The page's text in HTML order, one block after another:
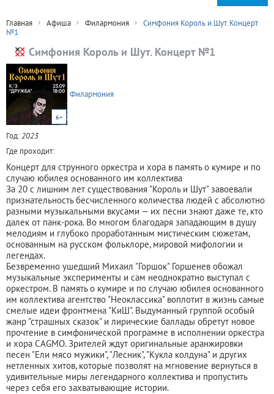
Главная Афиша Филармония
Симфония Король и Шут. Концерт
№1
Симфония Король и Шут. Концерт №1
6+
Филармония
Год:2023
Где проходит:
Концерт для струнного оркестра и хора в память о кумире и по
случаю юбилея основанного им коллектива
За 20 с лишним лет существования "Король и Шут" завоевали
признательность бесчисленного количества людей с абсолютно
разными музыкальными вкусами — их песни знают даже те, кто
далек от панк-рока. Во многом благодаря западающим в душу
мелодиям и глубоко проработанным мистическим сюжетам,
основанным на русском фольклоре, мировой мифологии и
легендах.
Безвременно ушедший Михаил "Горшок" Горшенев обожал
музыкальные эксперименты и сам неоднократно выступал с
оркестром. В память о кумире и по случаю юбилея основанного
им коллектива агентство "Неоклассика" воплотит в жизнь самые
смелые идеи фронтмена "КиШ". Выдуманный группой особый
жанр "страшных сказок" и лирические баллады обретут новое
прочтение в симфонической программе в исполнении оркестра
и хора CAGMO. Зрителей ждут оригинальные аранжировки
песен "Ели мясо мужики", "Лесник", "Кукла колдуна" и других
нетленных хитов, которые позволят на мгновение вернуться в
удивительные миры легендарного коллектива и пропустить
через себя его захватывающие истории.